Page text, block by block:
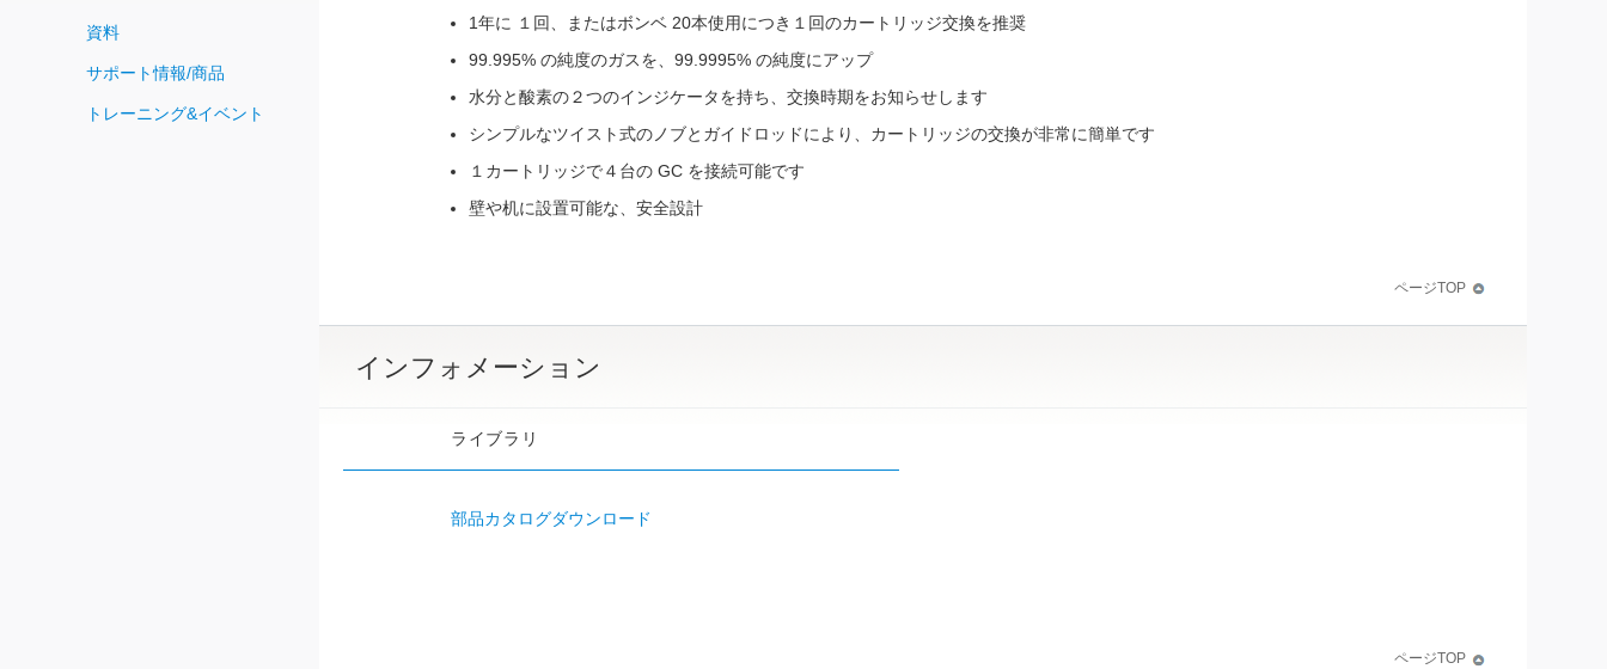
資料
サポート情報/商品
トレーニング&イベント
1年に １回、またはボンベ 20本使用につき１回のカートリッジ交換を推奨
99.995% の純度のガスを、99.9995% の純度にアップ
水分と酸素の２つのインジケータを持ち、交換時期をお知らせします
シンプルなツイスト式のノブとガイドロッドにより、カートリッジの交換が非常に簡単です
１カートリッジで４台の GC を接続可能です
壁や机に設置可能な、安全設計
ページTOP
インフォメーション
ライブラリ
部品カタログダウンロード
ページTOP